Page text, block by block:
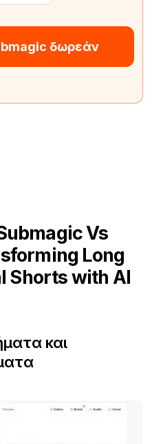
δωρεάν
Vs
Long
Shorts with AI
και